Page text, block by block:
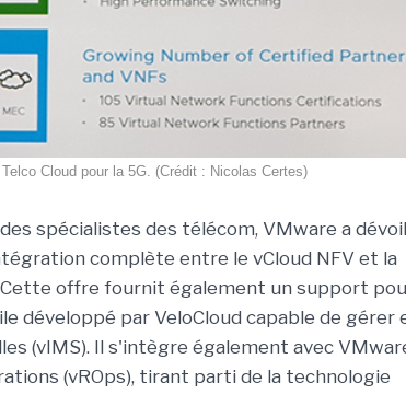
Cloud pour la 5G. (Crédit : Nicolas Certes)
spécialistes des télécom, VMware a
complète entre le vCloud NFV et la
offre fournit également un support
développé par VeloCloud capable de gérer
(vIMS). Il s'intègre également avec
(vROps), tirant parti de la technologie